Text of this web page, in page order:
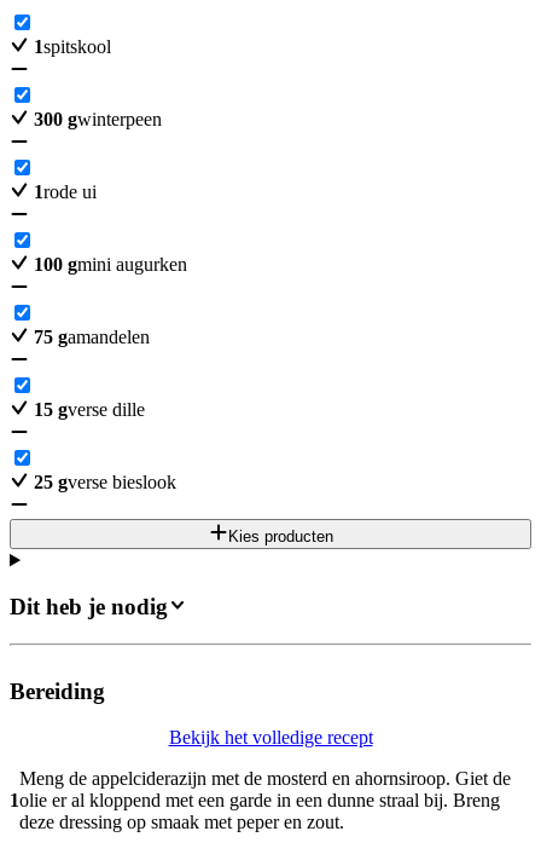
1spitskool
300 gwinterpeen
1rode ui
100 gmini augurken
75 gamandelen
15 gverse dille
25 gverse bieslook
Kies producten
Dit heb je nodig
Bereiding
Bekijk het volledige recept
1
Meng de appelciderazijn met de mosterd en ahornsiroop. Giet de
olie er al kloppend met een garde in een dunne straal bij. Breng
deze dressing op smaak met peper en zout.